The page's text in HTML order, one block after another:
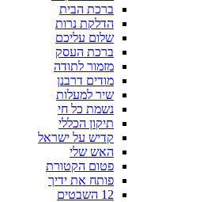
ברכת הבית
הדלקת נרות
שלום עליכם
ברכת העסק
מזמור לתודה
מודים דרבנן
שיר למעלות
נשמת כל חי
תיקון הכללי
קדיש על ישראל
האש שלי
פטום הקטורת
פותח את ידיך
12 השבטים